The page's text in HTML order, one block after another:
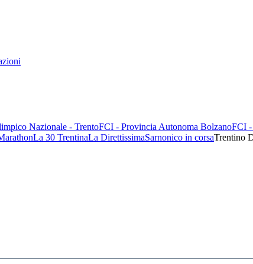
Nazionale - TrentoFCI - Provincia Autonoma BolzanoFCI -
La 30 TrentinaLa DirettissimaSarnonico in corsaTrentino